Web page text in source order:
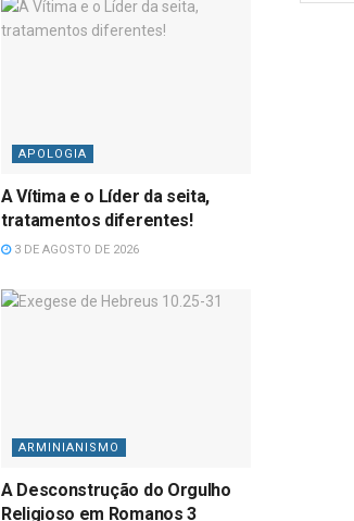
APOLOGIA
A Vítima e o Líder da seita,
tratamentos diferentes!
3 DE AGOSTO DE 2026
ARMINIANISMO
A Desconstrução do Orgulho
Religioso em Romanos 3